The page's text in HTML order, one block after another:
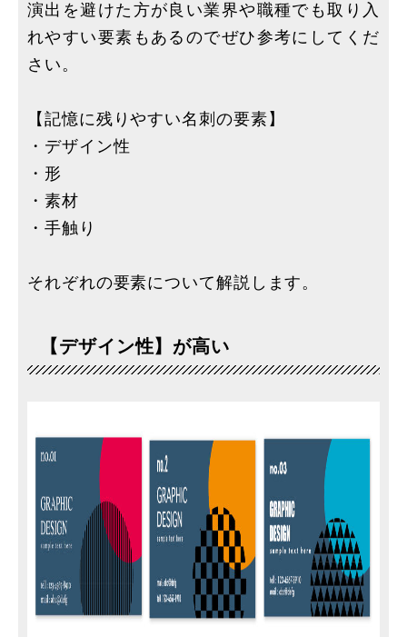
演出を避けた方が良い業界や職種でも取り入
れやすい要素もあるのでぜひ参考にしてくだ
さい。
【記憶に残りやすい名刺の要素】
・デザイン性
・形
・素材
・手触り
それぞれの要素について解説します。
【デザイン性】が高い